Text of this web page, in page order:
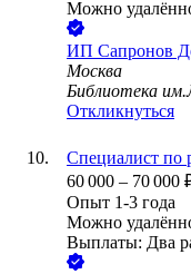
Можно
ИП Сапронов
Москва
Библиотека
Откликнуться
Специалист по
60 000 – 70 000
Опыт 1-3 года
Можно
Выплаты: Два